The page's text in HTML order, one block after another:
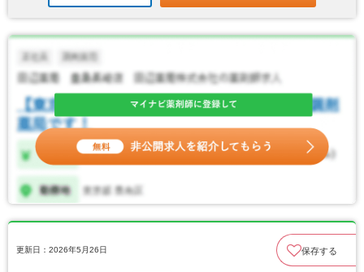
更新日：2026年5月26日 保存する